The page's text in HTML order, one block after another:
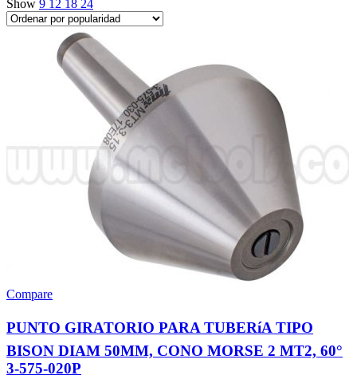
Show 9 12 18 24
Compare
PUNTO GIRATORIO PARA TUBERíA TIPO
BISON DIAM 50MM, CONO MORSE 2 MT2, 60°
3-575-020P